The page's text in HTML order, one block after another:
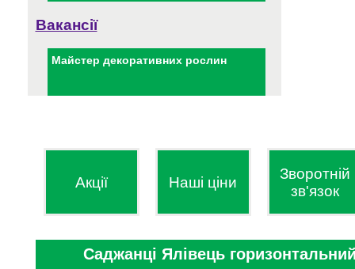
Вакансії
Майстер декоративних рослин
Акції Наші ціни
Зворотній
зв'язок
Саджанці Ялівець